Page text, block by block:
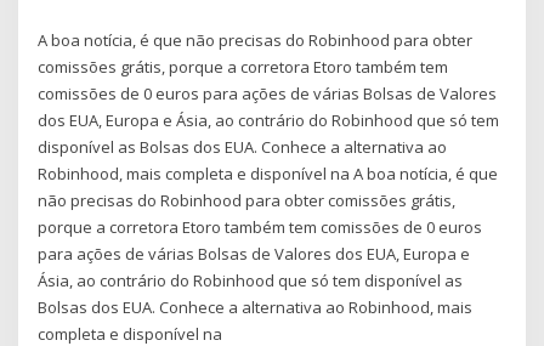
A boa notícia, é que não precisas do Robinhood para obter
comissões grátis, porque a corretora Etoro também tem
comissões de 0 euros para ações de várias Bolsas de Valores
dos EUA, Europa e Ásia, ao contrário do Robinhood que só tem
disponível as Bolsas dos EUA. Conhece a alternativa ao
Robinhood, mais completa e disponível na A boa notícia, é que
não precisas do Robinhood para obter comissões grátis,
porque a corretora Etoro também tem comissões de 0 euros
para ações de várias Bolsas de Valores dos EUA, Europa e
Ásia, ao contrário do Robinhood que só tem disponível as
Bolsas dos EUA. Conhece a alternativa ao Robinhood, mais
completa e disponível na